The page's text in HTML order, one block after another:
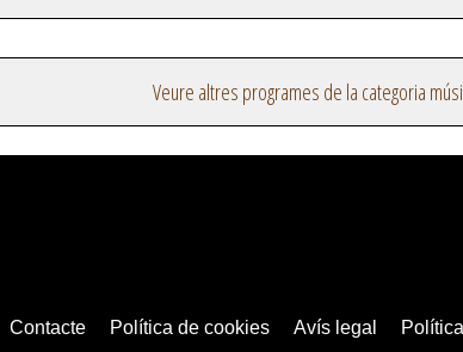
Veure altres programes de la categoria
Contacte Política de cookies Avís legal